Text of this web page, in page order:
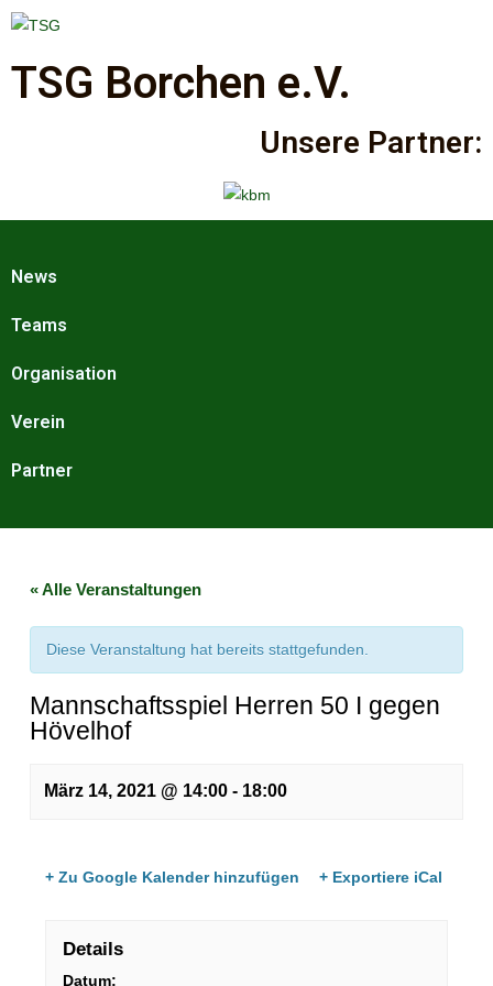
TSG Borchen e.V.
Unsere Partner:
News
Teams
Organisation
Verein
Partner
« Alle Veranstaltungen
Diese Veranstaltung hat bereits stattgefunden.
Mannschaftsspiel Herren 50 I gegen
Hövelhof
März 14, 2021 @ 14:00 - 18:00
+ Zu Google Kalender hinzufügen + Exportiere iCal
Details
Datum: